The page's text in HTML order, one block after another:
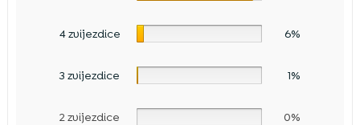
4 zvijezdice 6%
3 zvijezdice 1%
2 zvijezdice 0%